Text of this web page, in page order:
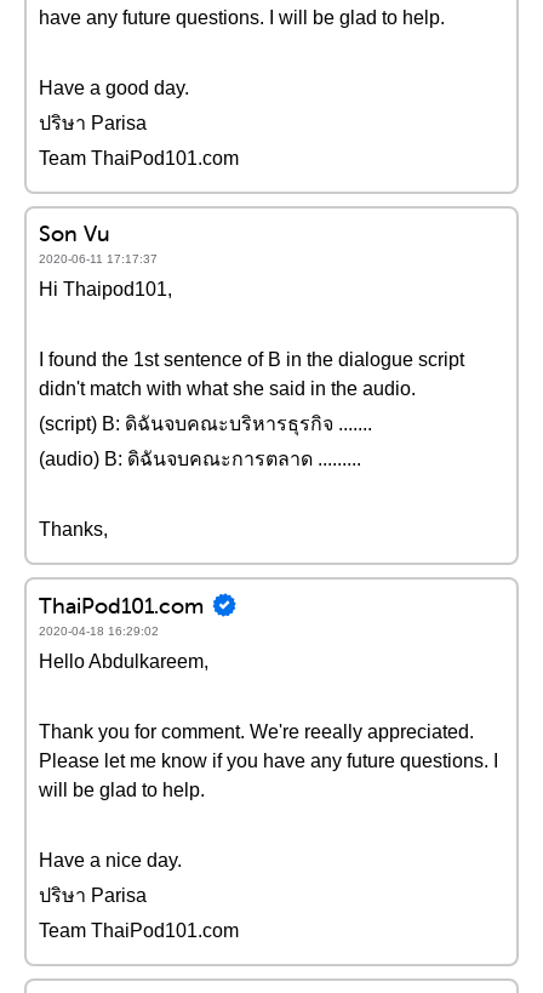
have any future questions. I will be glad to help.
Have a good day.
ปริษา Parisa
Team ThaiPod101.com
Son Vu
2020-06-11 17:17:37
Hi Thaipod101,
I found the 1st sentence of B in the dialogue script
didn't match with what she said in the audio.
(script) B: ดิฉันจบคณะบริหารธุรกิจ .......
(audio) B: ดิฉันจบคณะการตลาด .........
Thanks,
ThaiPod101.com
2020-04-18 16:29:02
Hello Abdulkareem,
Thank you for comment. We're reeally appreciated.
Please let me know if you have any future questions. I
will be glad to help.
Have a nice day.
ปริษา Parisa
Team ThaiPod101.com